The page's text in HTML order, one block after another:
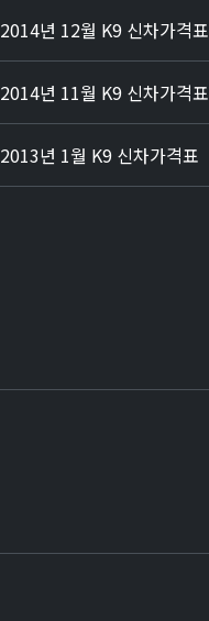
2014년 12월 K9 신차가격표
2014년 11월 K9 신차가격표
2013년 1월 K9 신차가격표